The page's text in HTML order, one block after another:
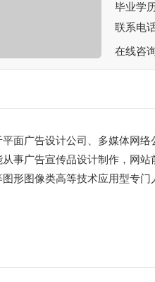
毕业学
联系电
在线咨
面广告设计公司、多媒体网
事广告宣传品设计制作，网
形图像类高等技术应用型专门